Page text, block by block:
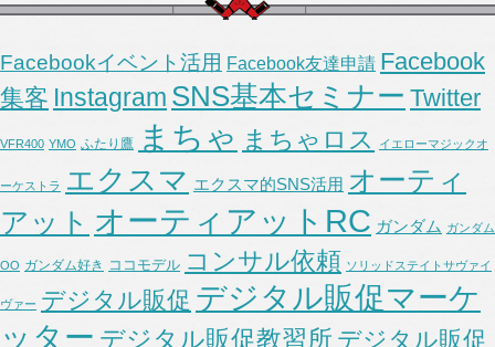
Facebookイベント活用 Facebook友達申請 Facebook
集客 Instagram SNS基本セミナー Twitter
VFR400 YMO ふたり鷹 まちゃ まちゃロス イエローマジックオ
ーケストラ エクスマ エクスマ的SNS活用 オーティ
アット オーティアットRC ガンダム ガンダム
OO ガンダム好き ココモデル コンサル依頼 ソリッドステイトサヴァイ
ヴァー デジタル販促 デジタル販促マーケ
ッター デジタル販促教習所 デジタル販促